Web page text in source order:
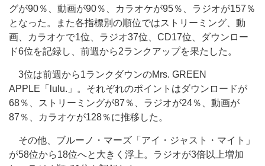
グが90％、動画が90％、カラオケが95％、ラジオが157％
となった。また各指標別の順位ではストリーミング、動
画、カラオケで1位、ラジオ37位、CD17位、ダウンロー
ド6位を記録し、前週から2ランクアップを果たした。
3位は前週から1ランクダウンのMrs. GREEN
APPLE「lulu.」。それぞれのポイントはダウンロードが
68％、ストリーミングが87％、ラジオが24％、動画が
87％、カラオケが128％に推移した。
その他、ブルーノ・マーズ「アイ・ジャスト・マイト」
が58位から18位へと大きく浮上。ラジオが3倍以上増加